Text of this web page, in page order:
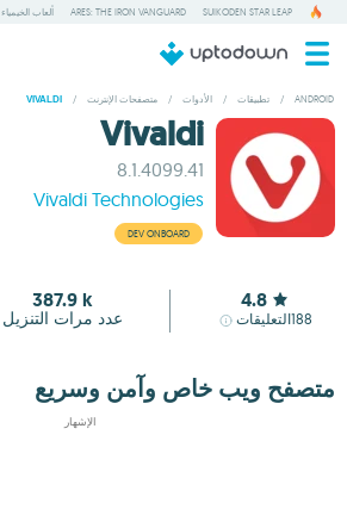
SUIKODEN STAR LEAP
ARES: THE IRON VANGUARD ألعاب الخيمياء
ANDROID
/ تطبيقات / الأدوات / متصفحات الإنترنت /
VIVALDI
Vivaldi
8.1.4099.41
Vivaldi Technologies
DEV ONBOARD
4.8
188التعليقات
387.9 k
عدد مرات التنزيل
متصفح ويب خاص وآمن وسريع
الإشهار